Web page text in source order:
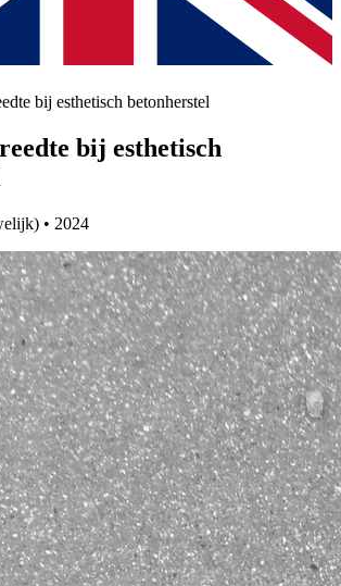
bij esthetisch betonherstel
bij esthetisch
• 2024